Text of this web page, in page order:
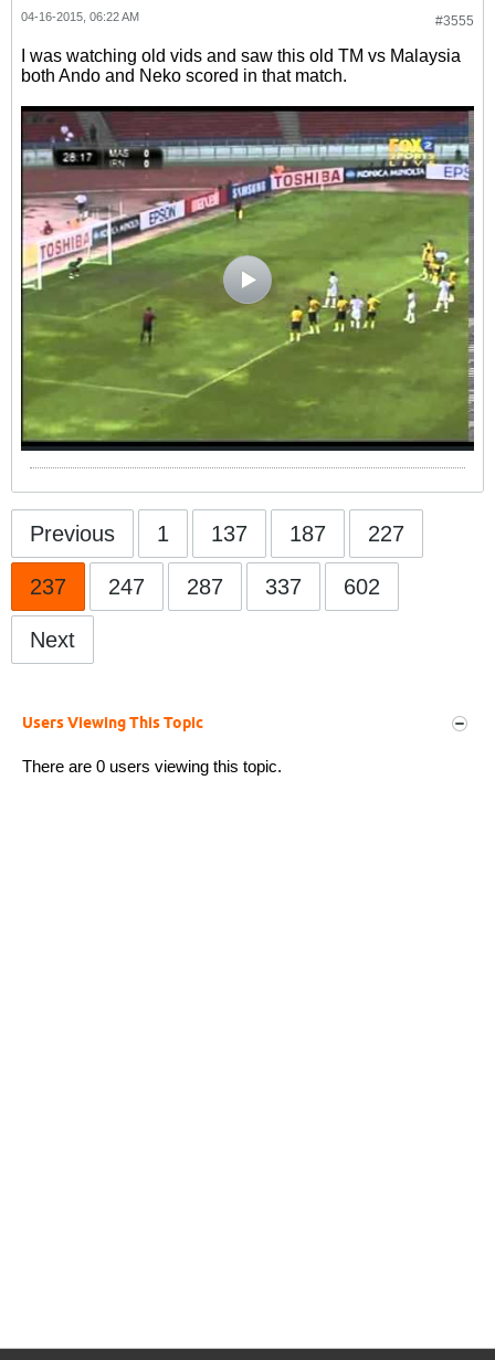
#3555
04-16-2015, 06:22 AM
I was watching old vids and saw this old TM vs Malaysia
both Ando and Neko scored in that match.
Previous 1 137 187 227
237 247 287 337 602
Next
Users Viewing This Topic
There are 0 users viewing this topic.